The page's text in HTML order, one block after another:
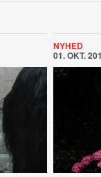
NYHED
01. OKT.